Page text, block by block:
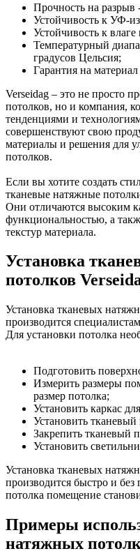
Прочность на разрыв
Устойчивость к УФ-
Устойчивость к
Температурный
градусов Цельсия;
Гарантия на
Verseidag – это не просто
потолков, но и компания,
тенденциями и
совершенствуют свою
материалы и решения для
потолков.
Если вы хотите создать
тканевые натяжные
Они отличаются высоким
функциональностью, а
текстур материала.
Установка
потолков
Установка тканевых
производится
Для установки потолка
Подготовить
Измерить размеры
размер потолка;
Установить каркас
Установить тканевый
Закрепить тканевый
Установить
Установка тканевых
производится быстро и
потолка помещение
Примеры
натяжных